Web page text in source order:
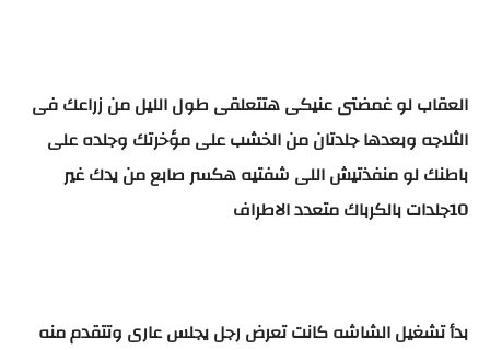
العقاب لو غمضتى عنيكى هتتعلقى طول الليل من زراعك فى
الثلاجه وبعدها جلدتان من الخشب على مؤخرتك وجلده على
باطنك لو منفذتيش اللى شفتيه هكسر صابع من يدك غير
10جلدات بالكرباك متعدد الاطراف
بدأ تشغيل الشاشه كانت تعرض رجل يجلس عارى وتتقدم منه